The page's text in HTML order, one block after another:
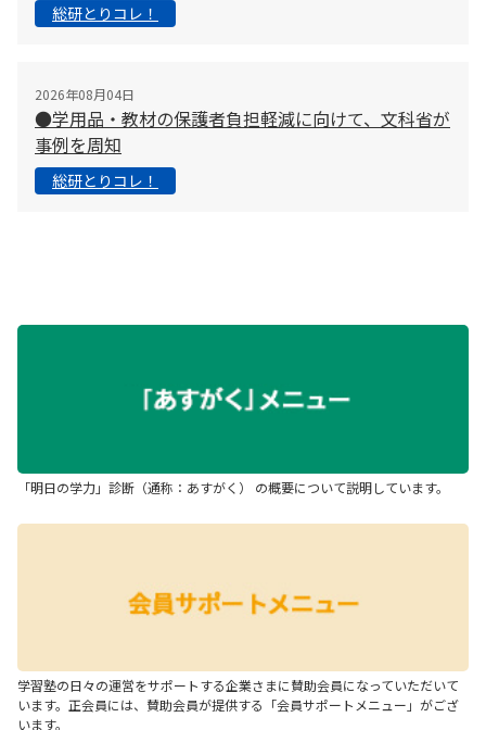
総研とりコレ！
2026年08月04日
●学用品・教材の保護者負担軽減に向けて、文科省が
事例を周知
総研とりコレ！
「明日の学力」診断（通称：あすがく） の概要について説明しています。
学習塾の日々の運営をサポートする企業さまに賛助会員になっていただいて
います。正会員には、賛助会員が提供する「会員サポートメニュー」がござ
います。